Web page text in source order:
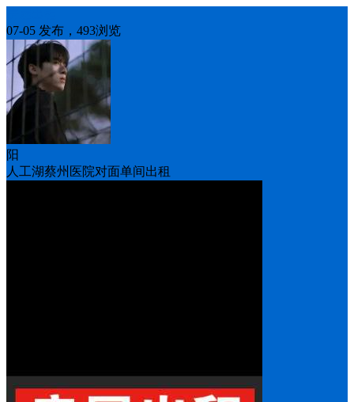
07-05 发布，493浏览
阳
人工湖蔡州医院对面单间出租